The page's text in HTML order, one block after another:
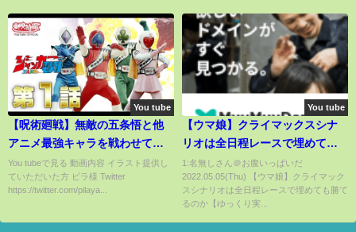
You tube
【呪術廻戦】無敵の五条悟と他
アニメ最強キャラを戦わせてみ
た【検証】
You tubeで見る 動画内容 イラスト提供し
ていただいた方 ピラ様 Twitter
https://twitter.com/pilaya...
You tube
【ウマ娘】クライマックスシナ
リオは全日程レースで埋めても
勝てるのか【ゆっくり実況】
1:名無しさん＠お腹いっぱいだ
2022.05.05(Thu) 【ウマ娘】クライマック
スシナリオは全日程レースで埋めても勝て
るのか【ゆっくり実...